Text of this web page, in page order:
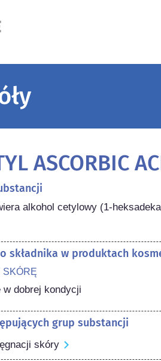
ASCORBIC
alkohol cetylowy (1-
składnika w produktach
SKÓRĘ
dobrej kondycji
grup substancji
skóry